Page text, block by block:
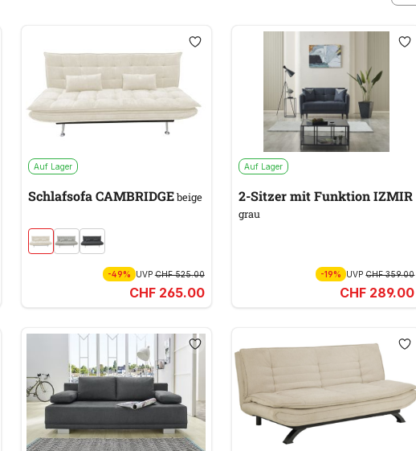
Auf Lager
Schlafsofa CAMBRIDGEbeige
-49% UVPCHF 525.00
CHF 265.00
Auf Lager
2-Sitzer mit Funktion IZMIR
grau
-19% UVPCHF 359.00
CHF 289.00